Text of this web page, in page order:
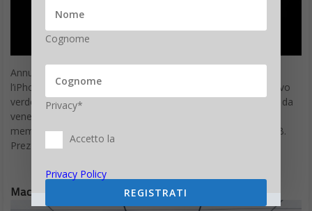
venerdì 18 marzo con preordini a partire dall’11. Tagli di
memoria di archiviazione da 128 GB, 256 GB, 512 GB e 1 TB.
Prezzi da 900 euro a 1000 euro.
Mac Studio e Studio Display
Accetto la